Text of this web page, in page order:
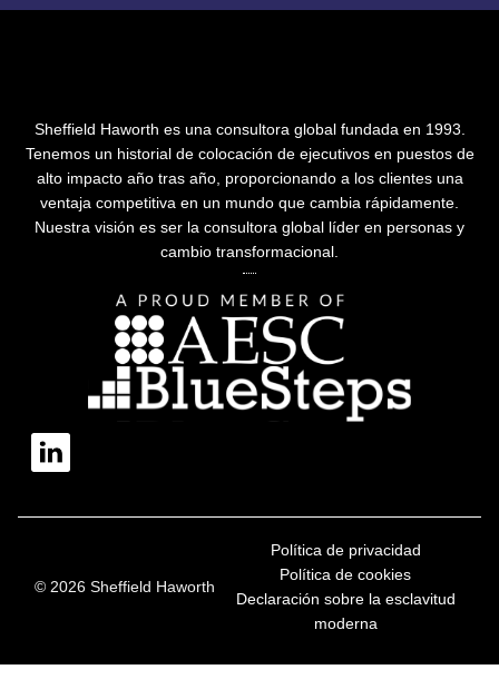
Sheffield Haworth es una consultora global fundada en 1993.
Tenemos un historial de colocación de ejecutivos en puestos de
alto impacto año tras año, proporcionando a los clientes una
ventaja competitiva en un mundo que cambia rápidamente.
Nuestra visión es ser la consultora global líder en personas y
cambio transformacional.
© 2026 Sheffield Haworth
Política de privacidad
Política de cookies
Declaración sobre la esclavitud
moderna